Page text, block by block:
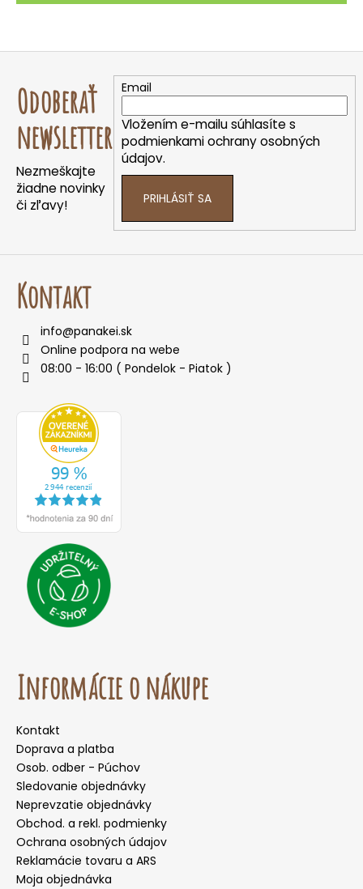
Z
Odoberať
newsletter
Nezmeškajte
žiadne novinky
či zľavy!
Email
Vložením e-mailu súhlasíte s
podmienkami ochrany osobných
údajov.
PRIHLÁSIŤ SA
Kontakt
info@panakei.sk
Online podpora na webe
08:00 - 16:00 ( Pondelok - Piatok )
Informácie o nákupe
Kontakt
Doprava a platba
Osob. odber - Púchov
Sledovanie objednávky
Neprevzatie objednávky
Obchod. a rekl. podmienky
Ochrana osobných údajov
Reklamácie tovaru a ARS
Moja objednávka